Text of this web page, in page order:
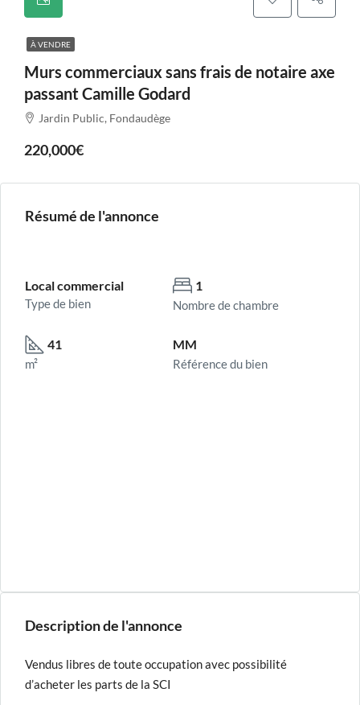
À VENDRE
Murs commerciaux sans frais de notaire axe
passant Camille Godard
Jardin Public, Fondaudège
220,000€
Résumé de l'annonce
Local commercial
Type de bien
1
Nombre de chambre
41
m²
MM
Référence du bien
Description de l'annonce
Vendus libres de toute occupation avec possibilité
d’acheter les parts de la SCI